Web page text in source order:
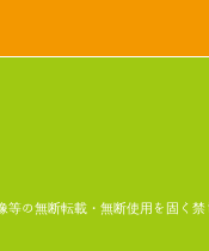
等の無断転載・無断使用を固